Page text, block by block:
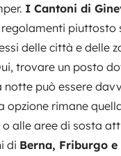
I Cantoni di
piuttosto
delle città e delle
trovare un posto
notte può essere
opzione rimane
alle aree di sosta
di Berna, Friburgo e